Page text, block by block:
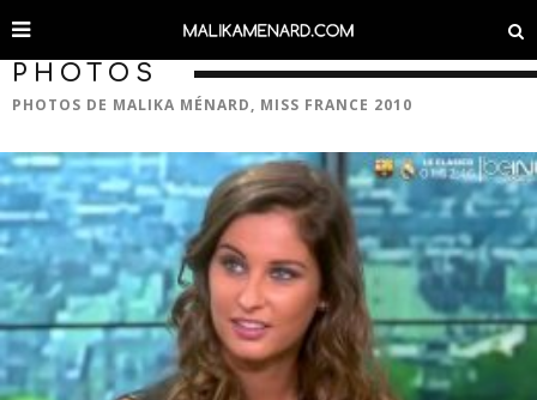
PHOTOS
PHOTOS DE MALIKA MÉNARD, MISS FRANCE 2010